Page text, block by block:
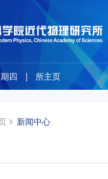
所主页
四
新闻中心